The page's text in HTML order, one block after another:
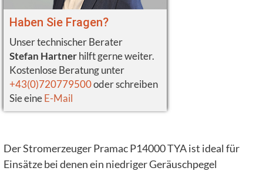
Haben Sie Fragen?
Unser technischer Berater
Stefan Hartnerhilft gerne weiter.
Kostenlose Beratung unter
+43(0)720779500oder schreiben
Sie eineE-Mail
Der Stromerzeuger Pramac P14000 TYA ist ideal für
Einsätze bei denen ein niedriger Geräuschpegel